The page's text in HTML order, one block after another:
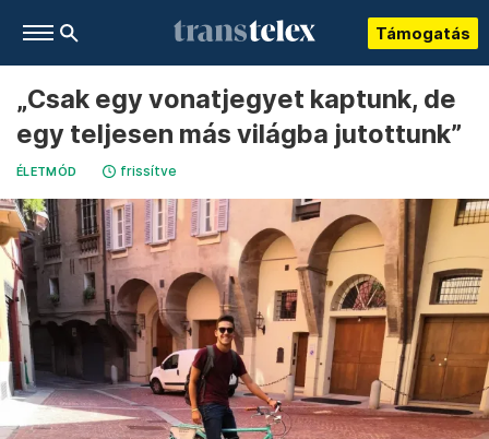
Támogatás
„Csak egy vonatjegyet kaptunk, de
egy teljesen más világba jutottunk”
ÉLETMÓD frissítve